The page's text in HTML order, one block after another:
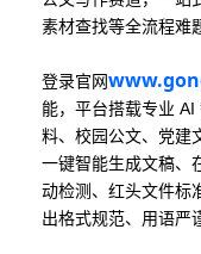
素材查找等全流程难
登录官网
能，平台搭载专业
料、校园公文、党建
一键智能生成文稿、
动检测、红头文件标
出格式规范、用语严